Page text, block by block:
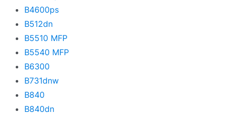
B4600ps
B512dn
B5510 MFP
B5540 MFP
B6300
B731dnw
B840
B840dn